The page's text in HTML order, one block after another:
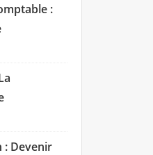
:
: Devenir